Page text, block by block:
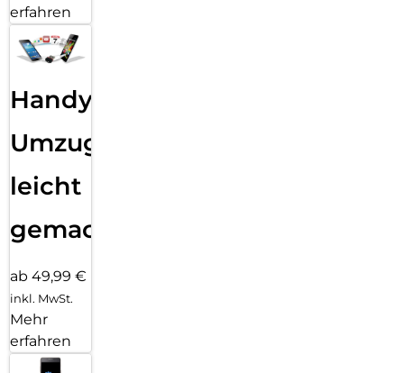
erfahren
Handy
Umzug
leicht
gemacht!
ab 49,99 €
inkl. MwSt.
Mehr
erfahren